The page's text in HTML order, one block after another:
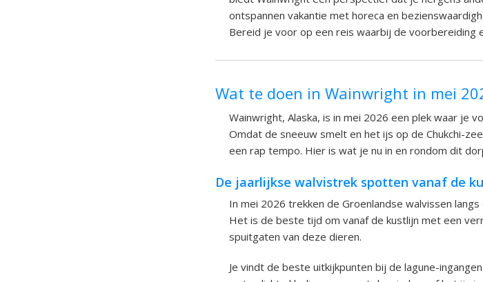
ontspannen vakantie met horeca en
Bereid je voor op een reis waarbij de voorbereiding
Wat te doen in Wainwright in mei
Wainwright, Alaska, is in mei 2026 een plek waar je
Omdat de sneeuw smelt en het ijs op de Chukchi-
een rap tempo. Hier is wat je nu in en rondom dit
De jaarlijkse walvistrek spotten vanaf de
In mei 2026 trekken de Groenlandse walvissen
Het is de beste tijd om vanaf de kustlijn met een
spuitgaten van deze dieren.
Je vindt de beste uitkijkpunten bij de lagune-